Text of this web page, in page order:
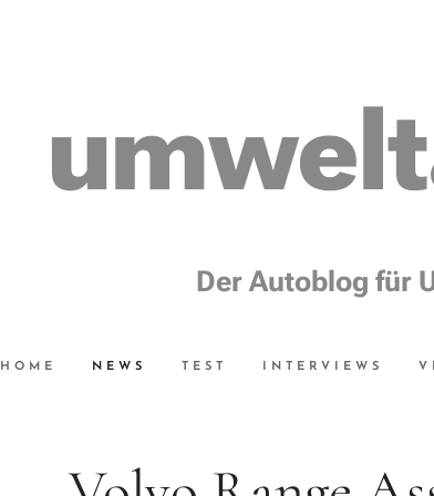
Der Autoblog für
HOME NEWS TEST INTERVIEWS